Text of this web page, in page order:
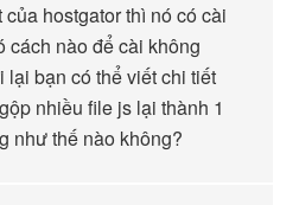
của hostgator thì nó có cài
cách nào để cài không
lại bạn có thể viết chi tiết
nhiều file js lại thành 1
như thế nào không?